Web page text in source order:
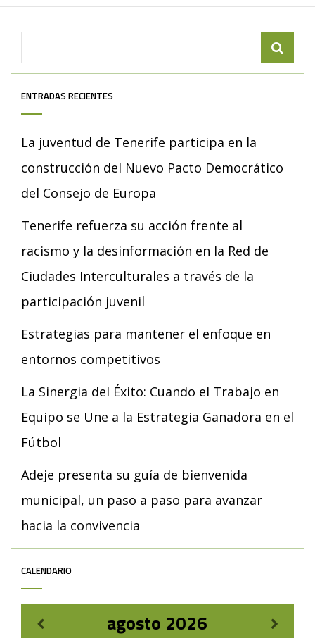
for:
ENTRADAS RECIENTES
La juventud de Tenerife participa en la
construcción del Nuevo Pacto Democrático
del Consejo de Europa
Tenerife refuerza su acción frente al
racismo y la desinformación en la Red de
Ciudades Interculturales a través de la
participación juvenil
Estrategias para mantener el enfoque en
entornos competitivos
La Sinergia del Éxito: Cuando el Trabajo en
Equipo se Une a la Estrategia Ganadora en el
Fútbol
Adeje presenta su guía de bienvenida
municipal, un paso a paso para avanzar
hacia la convivencia
CALENDARIO
agosto 2026